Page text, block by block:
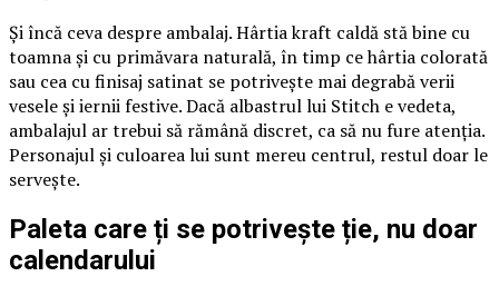
Și încă ceva despre ambalaj. Hârtia kraft caldă stă bine cu
toamna și cu primăvara naturală, în timp ce hârtia colorată
sau cea cu finisaj satinat se potrivește mai degrabă verii
vesele și iernii festive. Dacă albastrul lui Stitch e vedeta,
ambalajul ar trebui să rămână discret, ca să nu fure atenția.
Personajul și culoarea lui sunt mereu centrul, restul doar le
servește.
Paleta care ți se potrivește ție, nu doar
calendarului